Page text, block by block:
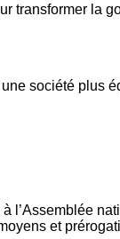
transformer la
société plus
l’Assemblée
et